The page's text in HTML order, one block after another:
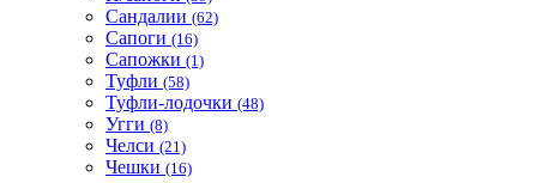
Сандалии (62)
Сапоги (16)
Сапожки (1)
Туфли (58)
Туфли-лодочки (48)
Угги (8)
Челси (21)
Чешки (16)